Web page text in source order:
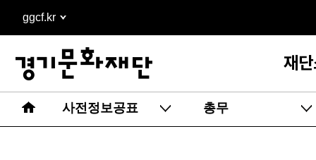
바로가기
ggcf.kr
재
사전정보공표 총무